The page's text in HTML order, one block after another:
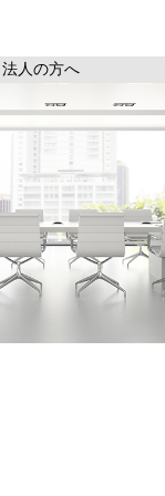
法人の方へ